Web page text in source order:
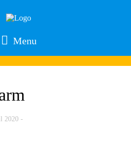
Menu
2020